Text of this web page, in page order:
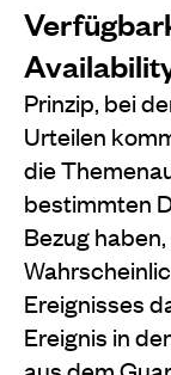
Prinzip, bei
Urteilen
die
bestimmten
Bezug
Ereignisses
Ereignis in